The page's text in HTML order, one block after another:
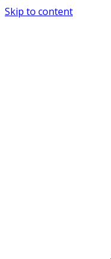
Skip to content